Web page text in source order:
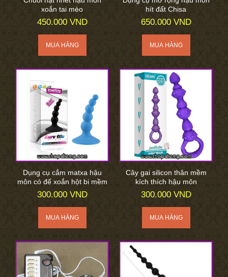
xoắn tai mèo
450.000 VND
hít đất Chisa
650.000 VND
Dụng cụ cắm matxa hậu
môn có đế xoắn hột bi mềm
300.000 VND
Cây gai silicon thân mềm
kích thích hậu môn
300.000 VND